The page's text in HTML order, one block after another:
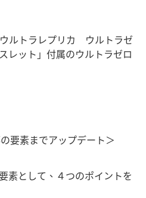
ルトラレプリカ ウルトラゼ
レット」付属のウルトラゼロ
要素までアップデート＞
素として、４つのポイントを